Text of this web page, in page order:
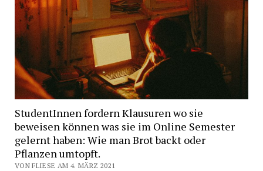
StudentInnen fordern Klausuren wo sie
beweisen können was sie im Online Semester
gelernt haben: Wie man Brot backt oder
Pflanzen umtopft.
VON FLIESE AM 4. MÄRZ 2021